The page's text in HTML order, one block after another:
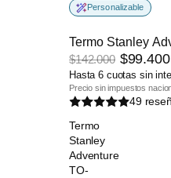
Personalizable
Termo Stanley
$142.000 $99.400
Hasta 6 cuotas sin
Precio sin impuestos
49
Termo
Stanley
Adventure
TO-